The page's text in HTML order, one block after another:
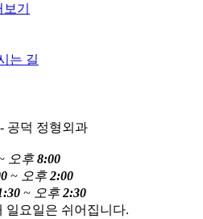
기
는 길
오후8:00
~ 오후2:00
~ 오후2:30
일요일은 쉬어집니다.